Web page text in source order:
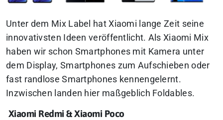
Unter dem Mix Label hat Xiaomi lange Zeit seine
innovativsten Ideen veröffentlicht. Als Xiaomi Mix
haben wir schon Smartphones mit Kamera unter
dem Display, Smartphones zum Aufschieben oder
fast randlose Smartphones kennengelernt.
Inzwischen landen hier maßgeblich Foldables.
Xiaomi Redmi & Xiaomi Poco